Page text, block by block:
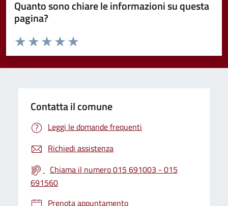
Quanto sono chiare le informazioni su questa
pagina?
Valuta da 1 a 5 stelle la pagina
Valuta 5 stelle su 5
Valuta 4 stelle su 5
Valuta 3 stelle su 5
Valuta 2 stelle su 5
Valuta 1 stelle su 5
Contatta il comune
Leggi le domande frequenti
Richiedi assistenza
Chiama il numero 015 691003 - 015
691560
Prenota appuntamento